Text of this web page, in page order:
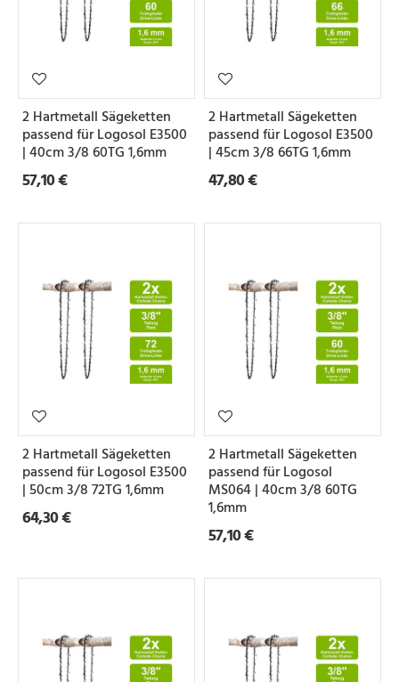
2 Hartmetall Sägeketten
passend für Logosol E3500
| 40cm 3/8 60TG 1,6mm
57,10 €
2 Hartmetall Sägeketten
passend für Logosol E3500
| 45cm 3/8 66TG 1,6mm
47,80 €
2 Hartmetall Sägeketten
passend für Logosol E3500
| 50cm 3/8 72TG 1,6mm
64,30 €
2 Hartmetall Sägeketten
passend für Logosol
MS064 | 40cm 3/8 60TG
1,6mm
57,10 €